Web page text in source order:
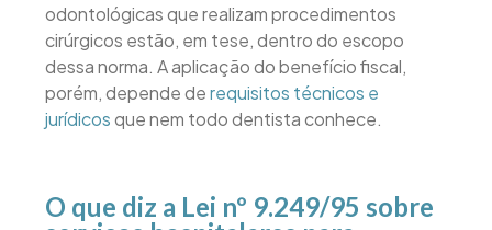
odontológicas que realizam procedimentos
cirúrgicos estão, em tese, dentro do escopo
dessa norma. A aplicação do benefício fiscal,
porém, depende derequisitos técnicos e
jurídicosque nem todo dentista conhece.
O que diz a Lei nº 9.249/95 sobre